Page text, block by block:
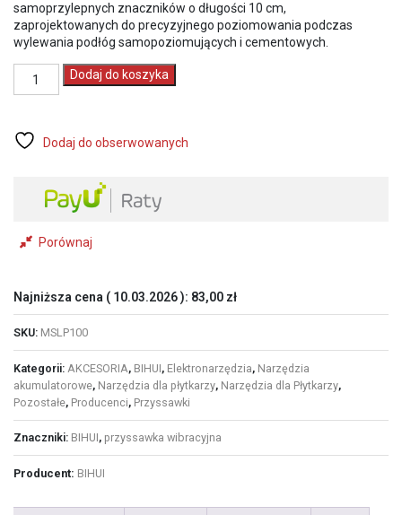
samoprzylepnych znaczników o długości 10 cm,
zaprojektowanych do precyzyjnego poziomowania podczas
wylewania podłóg samopoziomujących i cementowych.
BIHUI
DO
(MSLP100)
Dodaj do koszyka
Dodaj do obserwowanych
Porównaj
Najniższa cena ( 10.03.2026): 83,00 zł
SKU: MSLP100
Kategorii: AKCESORIA, BIHUI, Elektronarzędzia, Narzędzia
akumulatorowe, Narzędzia dla płytkarzy, Narzędzia dla Płytkarzy,
Pozostałe, Producenci, Przyssawki
Znaczniki: BIHUI, przyssawka wibracyjna
Producent: BIHUI